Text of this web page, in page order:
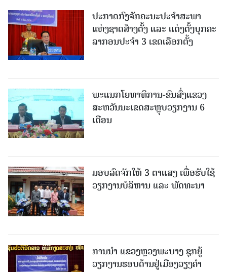
ປະກາດກົງຈັກຄະນະປະຈໍາສະພາ
ແຫ່ງຊາດສ້າງຕັ້ງ ແລະ ແຕ່ງຕັ້ງບຸກຄະ
ລາກອນປະຈໍາ 3 ເຂດເລືອກຕັ້ງ
ພະແນກໂຍທາທິການ-ຂົນສົ່ງແຂວງ
ສະຫວັນນະເຂດສະຫຼຸບວຽກງານ 6
ເດືອນ
ມອບລົດຈັກໃຫ້ 3 ຕາແສງ ເພື່ອຮັບໃຊ້
ວຽກງານບໍລິຫານ ແລະ ພັດທະນາ
ການນຳ ແຂວງຫຼວງພະບາງ ຊຸກຍູ້
ວຽກງານຮອບດ້ານຢູ່ເມືອງວຽງຄໍາ